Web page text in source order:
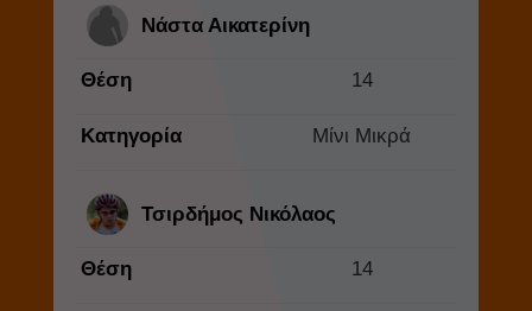
Νάστα Αικατερίνη
Θέση 14
Κατηγορία Μίνι Μικρά
Τσιρδήμος Νικόλαος
Θέση 14